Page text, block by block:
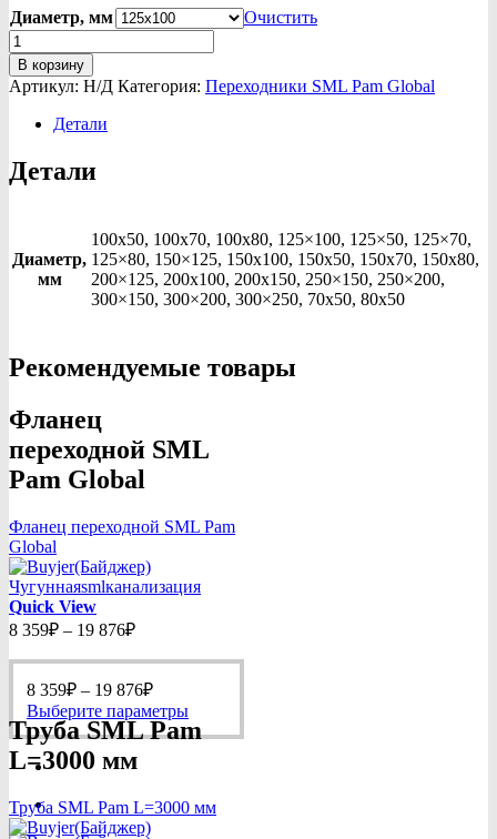
282₽
–
122₽
Диаметр, мм
Очистить
Количество
товара
Переходник
SML
Pam
Global
В корзину
Артикул: Н/Д Категория: Переходники SML Pam Global
Детали
Детали
Диаметр,
мм
100х50, 100х70, 100х80, 125×100, 125×50, 125×70,
125×80, 150×125, 150х100, 150х50, 150х70, 150х80,
200×125, 200х100, 200х150, 250×150, 250×200,
300×150, 300×200, 300×250, 70х50, 80х50
Рекомендуемые товары
Фланец
переходной SML
Pam Global
Фланец переходной SML Pam
Global
Quick View
8 359₽ – 19 876₽Диапазон
8
359₽
–
19
876₽
8 359₽ – 19 876₽Диапазон
цен:
8
876₽
Выберите параметрыЭтот
товар
Опции
Труба SML Pam
L=3000 мм
Труба SML Pam L=3000 мм